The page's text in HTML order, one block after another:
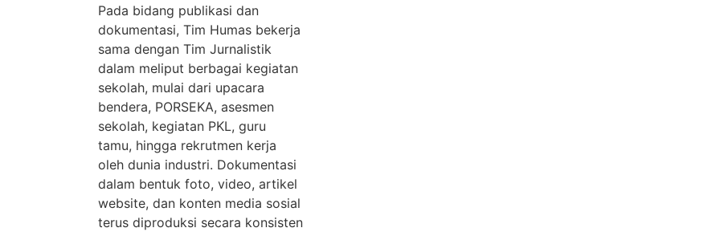
Pada bidang publikasi dan
dokumentasi, Tim Humas bekerja
sama dengan Tim Jurnalistik
dalam meliput berbagai kegiatan
sekolah, mulai dari upacara
bendera, PORSEKA, asesmen
sekolah, kegiatan PKL, guru
tamu, hingga rekrutmen kerja
oleh dunia industri. Dokumentasi
dalam bentuk foto, video, artikel
website, dan konten media sosial
terus diproduksi secara konsisten